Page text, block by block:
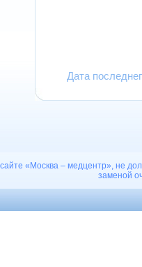
Дата
«Москва – медцентр», не
заменой